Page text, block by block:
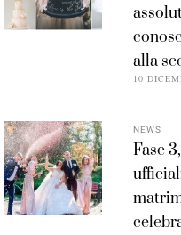
alla
10
NEWS
Fase